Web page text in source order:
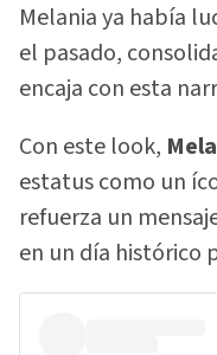
Melania ya había
el pasado,
encaja con esta
Con este look,
estatus como un
refuerza un
en un día histórico